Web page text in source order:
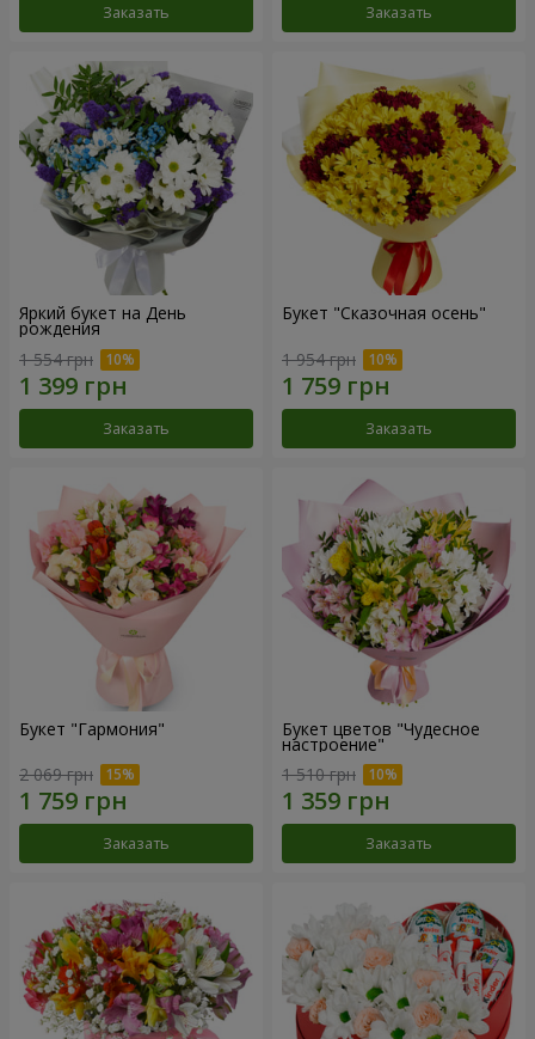
Заказать Заказать
Яркий букет на День
рождения
1 554 грн
Заказать
Букет "Сказочная осень"
1 954 грн
Заказать
Букет "Гармония"
2 069 грн
Заказать
Букет цветов "Чудесное
настроение"
1 510 грн
Заказать